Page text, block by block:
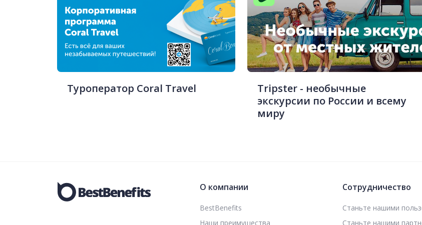
Туроператор Coral Travel
Tripster - необычные
экскурсии по России и всему
миру
О компании
BestBenefits
Наши преимущества
Сотрудничество
Станьте нашими
Станьте нашими